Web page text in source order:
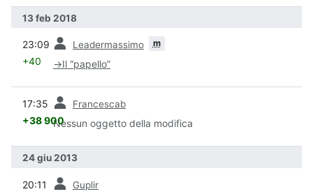
13 feb 2018
23:09 Leadermassimo m
+40 →Il “papello”
17:35 Francescab
+38 900Nessun oggetto della modifica
24 giu 2013
20:11 Guplir